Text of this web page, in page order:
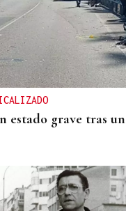
estado grave tras